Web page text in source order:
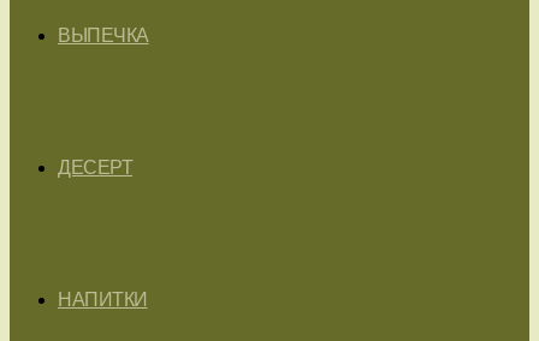
ВЫПЕЧКА
ДЕСЕРТ
НАПИТКИ